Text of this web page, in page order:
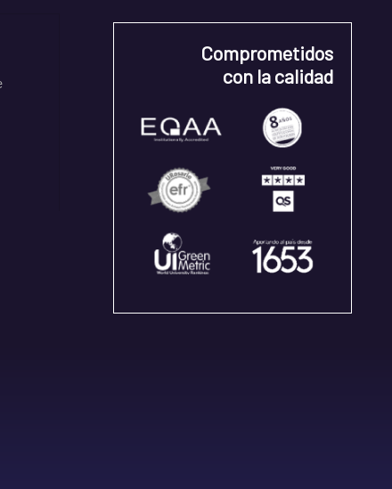
Comprometidos
con la calidad